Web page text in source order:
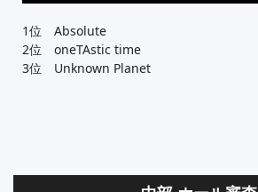
1位 Absolute
2位 oneTAstic time
3位 Unknown Planet